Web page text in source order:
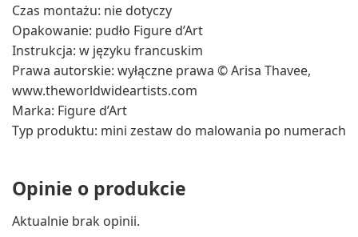
Czas montażu: nie dotyczy
Opakowanie: pudło Figure d’Art
Instrukcja: w języku francuskim
Prawa autorskie: wyłączne prawa © Arisa Thavee,
www.theworldwideartists.com
Marka: Figure d’Art
Typ produktu: mini zestaw do malowania po numerach
Opinie o produkcie
Aktualnie brak opinii.